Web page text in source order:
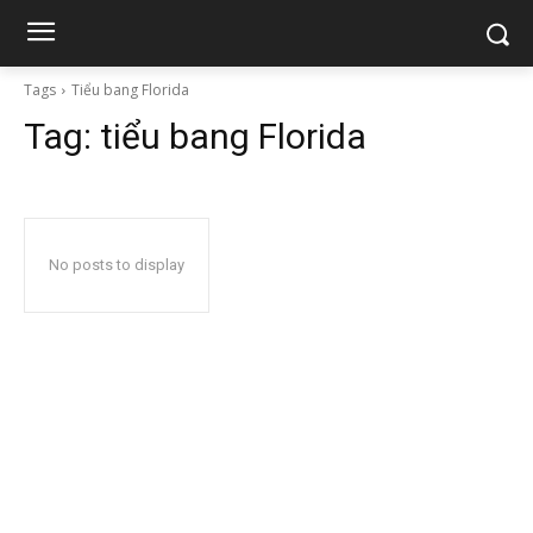
Tags Tiểu bang Florida
Tag: tiểu bang Florida
No posts to display